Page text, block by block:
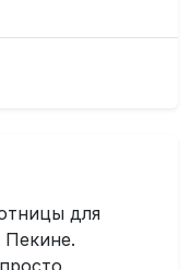
для
Пекине.